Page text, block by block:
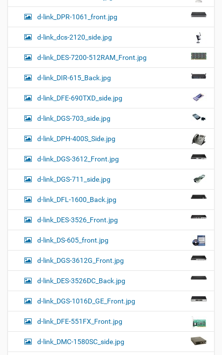
d-link_DPR-1061_front.jpg
d-link_dcs-2120_side.jpg
d-link_DES-7200-512RAM_Front.jpg
d-link_DIR-615_Back.jpg
d-link_DFE-690TXD_side.jpg
d-link_DGS-703_side.jpg
d-link_DPH-400S_Side.jpg
d-link_DGS-3612_Front.jpg
d-link_DGS-711_side.jpg
d-link_DFL-1600_Back.jpg
d-link_DES-3526_Front.jpg
d-link_DS-605_front.jpg
d-link_DGS-3612G_Front.jpg
d-link_DES-3526DC_Back.jpg
d-link_DGS-1016D_GE_Front.jpg
d-link_DFE-551FX_Front.jpg
d-link_DMC-1580SC_side.jpg